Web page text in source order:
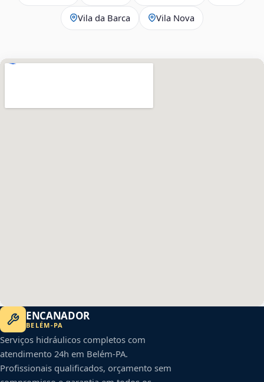
Vila da Barca Vila Nova
ENCANADOR
BELÉM-PA
Serviços hidráulicos completos com
atendimento 24h em Belém-PA.
Profissionais qualificados, orçamento sem